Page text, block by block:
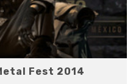
Fest 2014